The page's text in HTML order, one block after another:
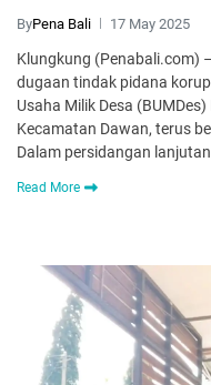
ByPena Bali 17 May 2025
Klungkung (Penabali.com)
dugaan tindak pidana
Usaha Milik Desa
Kecamatan Dawan, terus
Dalam persidangan
Read More